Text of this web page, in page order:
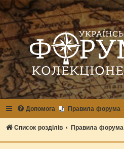
Допомога Правила форума
Список розділів Правила форума